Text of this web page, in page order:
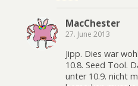
MacChester
27. June 2013
Jipp. Dies war
10.8. Seed Tool.
unter 10.9. nicht